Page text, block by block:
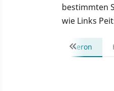
bestimmten
wie Links
Aeron